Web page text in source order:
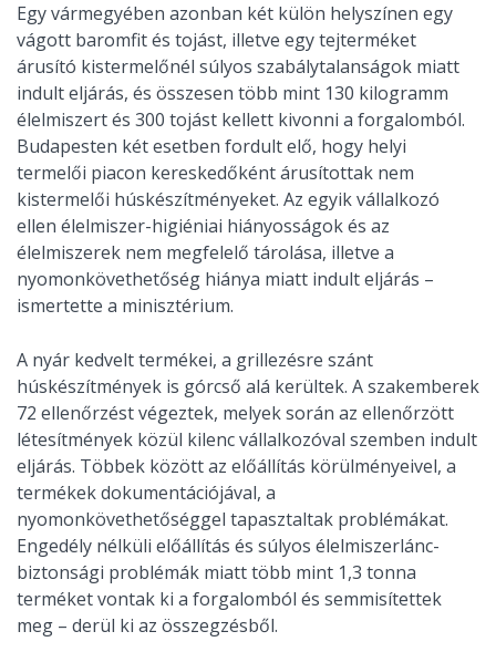
Egy vármegyében azonban két külön helyszínen egy
vágott baromfit és tojást, illetve egy tejterméket
árusító kistermelőnél súlyos szabálytalanságok miatt
indult eljárás, és összesen több mint 130 kilogramm
élelmiszert és 300 tojást kellett kivonni a forgalomból.
Budapesten két esetben fordult elő, hogy helyi
termelői piacon kereskedőként árusítottak nem
kistermelői húskészítményeket. Az egyik vállalkozó
ellen élelmiszer-higiéniai hiányosságok és az
élelmiszerek nem megfelelő tárolása, illetve a
nyomonkövethetőség hiánya miatt indult eljárás –
ismertette a minisztérium.
A nyár kedvelt termékei, a grillezésre szánt
húskészítmények is górcső alá kerültek. A szakemberek
72 ellenőrzést végeztek, melyek során az ellenőrzött
létesítmények közül kilenc vállalkozóval szemben indult
eljárás. Többek között az előállítás körülményeivel, a
termékek dokumentációjával, a
nyomonkövethetőséggel tapasztaltak problémákat.
Engedély nélküli előállítás és súlyos élelmiszerlánc-
biztonsági problémák miatt több mint 1,3 tonna
terméket vontak ki a forgalomból és semmisítettek
meg – derül ki az összegzésből.